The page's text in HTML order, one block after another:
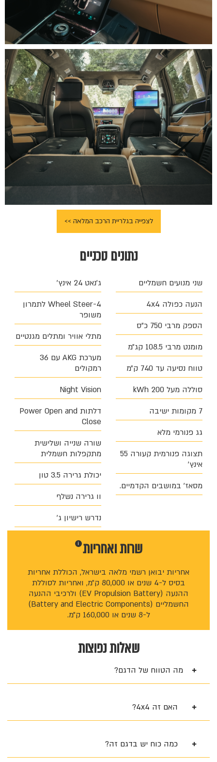
לצפייה בגלריית הרכב המלאה >>
נתונים טכניים
שני מנועים חשמליים
הנעה כפולה 4x4
הספק מרבי 750 כ״ס
מומנט מרבי 108.5 קג״מ
טווח נסיעה עד 740 ק״מ
סוללה מעל 200 kWh
7 מקומות ישיבה
גג פנורמי מלא
תצוגה פנורמית קעורה 55
אינץ׳
מסאז' במושבים הקדמיים.
ג׳נאט 24 אינץ׳
4-Wheel Steer לתמרון
משופר
מתלי אוויר ומתלים מגנטיים
מערכת AKG עם 36
רמקולים
Night Vision
דלתות Power Open and
Close
שורה שנייה ושלישית
מתקפלות חשמלית
יכולת גרירה 3.5 טון
וו גרירה נשלף
נדרש רישיון ג׳
שרות ואחריות i
אחריות יבואן רשמי מלאה בישראל, הכוללת אחריות
בסיס ל-4 שנים או 80,000 ק״מ, ואחריות לסוללת
ההנעה (EV Propulsion Battery) ולרכיבי ההנעה
החשמליים (Battery and Electric Components)
ל-8 שנים או 160,000 ק״מ.
שאלות נפוצות
מה הטווח של הדגם?
האם זה 4x4?
כמה כוח יש בדגם זה?